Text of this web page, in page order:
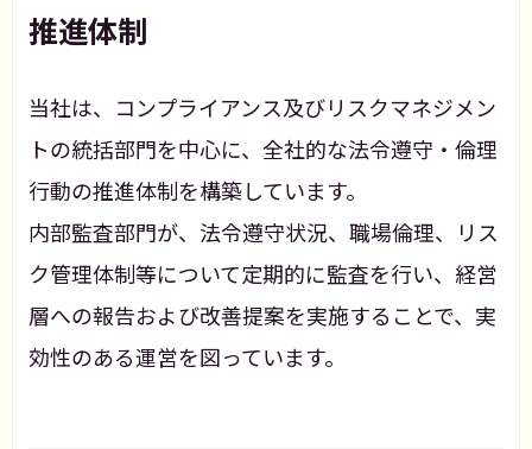
推進体制
当社は、コンプライアンス及びリスクマネジメン
トの統括部門を中心に、全社的な法令遵守・倫理
行動の推進体制を構築しています。
内部監査部門が、法令遵守状況、職場倫理、リス
ク管理体制等について定期的に監査を行い、経営
層への報告および改善提案を実施することで、実
効性のある運営を図っています。